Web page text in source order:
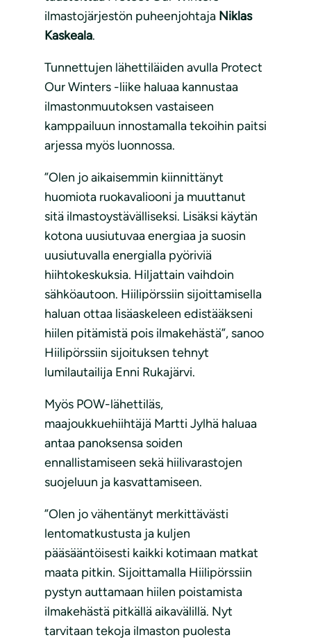
ilmastojärjestön puheenjohtaja Niklas
Kaskeala.
Tunnettujen lähettiläiden avulla Protect
Our Winters -liike haluaa kannustaa
ilmastonmuutoksen vastaiseen
kamppailuun innostamalla tekoihin paitsi
arjessa myös luonnossa.
”Olen jo aikaisemmin kiinnittänyt
huomiota ruokavaliooni ja muuttanut
sitä ilmastoystävälliseksi. Lisäksi käytän
kotona uusiutuvaa energiaa ja suosin
uusiutuvalla energialla pyöriviä
hiihtokeskuksia. Hiljattain vaihdoin
sähköautoon. Hiilipörssiin sijoittamisella
haluan ottaa lisäaskeleen edistääkseni
hiilen pitämistä pois ilmakehästä”, sanoo
Hiilipörssiin sijoituksen tehnyt
lumilautailija Enni Rukajärvi.
Myös POW-lähettiläs,
maajoukkuehiihtäjä Martti Jylhä haluaa
antaa panoksensa soiden
ennallistamiseen sekä hiilivarastojen
suojeluun ja kasvattamiseen.
”Olen jo vähentänyt merkittävästi
lentomatkustusta ja kuljen
pääsääntöisesti kaikki kotimaan matkat
maata pitkin. Sijoittamalla Hiilipörssiin
pystyn auttamaan hiilen poistamista
ilmakehästä pitkällä aikavälillä. Nyt
tarvitaan tekoja ilmaston puolesta